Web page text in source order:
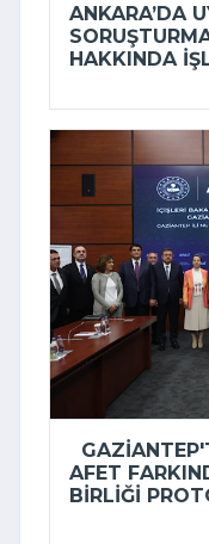
ANKARA’DA
HAKKINDA
AFET
BIRLIĞI